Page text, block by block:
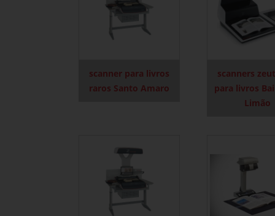
scanner para livros
raros Santo Amaro
scanners
para livros
Limão